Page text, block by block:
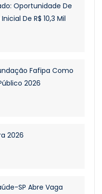
Oportunidade De
De R$ 10,3 Mil
Fafipa Como
2026
2026
SP Abre Vaga